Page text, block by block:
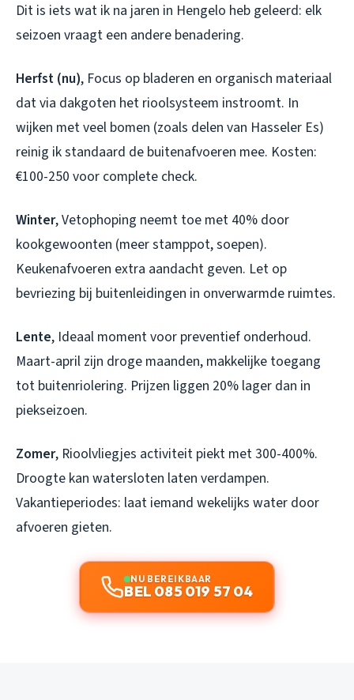
Dit is iets wat ik na jaren in Hengelo heb geleerd: elk
seizoen vraagt een andere benadering.
Herfst (nu), Focus op bladeren en organisch materiaal
dat via dakgoten het rioolsysteem instroomt. In
wijken met veel bomen (zoals delen van Hasseler Es)
reinig ik standaard de buitenafvoeren mee. Kosten:
€100-250 voor complete check.
Winter, Vetophoping neemt toe met 40% door
kookgewoonten (meer stamppot, soepen).
Keukenafvoeren extra aandacht geven. Let op
bevriezing bij buitenleidingen in onverwarmde ruimtes.
Lente, Ideaal moment voor preventief onderhoud.
Maart-april zijn droge maanden, makkelijke toegang
tot buitenriolering. Prijzen liggen 20% lager dan in
piekseizoen.
Zomer, Rioolvliegjes activiteit piekt met 300-400%.
Droogte kan watersloten laten verdampen.
Vakantieperiodes: laat iemand wekelijks water door
afvoeren gieten.
NU BEREIKBAAR
BEL 085 019 57 04